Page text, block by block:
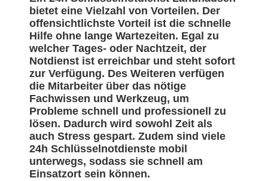
bietet eine Vielzahl von Vorteilen. Der
offensichtlichste Vorteil ist die schnelle
Hilfe ohne lange Wartezeiten. Egal zu
welcher Tages- oder Nachtzeit, der
Notdienst ist erreichbar und steht sofort
zur Verfügung. Des Weiteren verfügen
die Mitarbeiter über das nötige
Fachwissen und Werkzeug, um
Probleme schnell und professionell zu
lösen. Dadurch wird sowohl Zeit als
auch Stress gespart. Zudem sind viele
24h Schlüsselnotdienste mobil
unterwegs, sodass sie schnell am
Einsatzort sein können.